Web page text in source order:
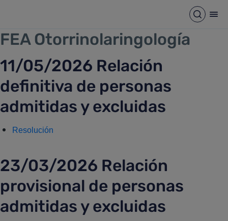
FEA Abrir
FEA Otorrinolaringología
11/05/2026 Relación
definitiva de personas
admitidas y excluidas
Resolución
23/03/2026 Relación
provisional de personas
admitidas y excluidas